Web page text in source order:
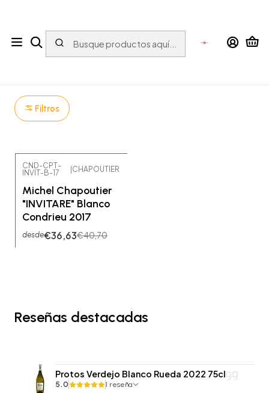
Inicio Vino Francia Vallée-du-Rhône Condrieu
Filtros
-10% OFF
CND-CPT-
INVIT-B-17
|CHAPOUTIER
Michel Chapoutier
"INVITARE" Blanco
Condrieu 2017
desde€36,63€40,70
Reseñas destacadas
Protos Verdejo Blanco Rueda 2022 75cl
5.0 1 reseña